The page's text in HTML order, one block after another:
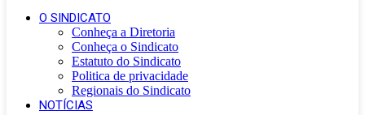
O SINDICATO
Conheça a Diretoria
Conheça o Sindicato
Estatuto do Sindicato
Politica de privacidade
Regionais do Sindicato
NOTÍCIAS